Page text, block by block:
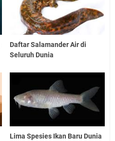
Daftar Salamander Air di
Seluruh Dunia
Lima Spesies Ikan Baru Dunia